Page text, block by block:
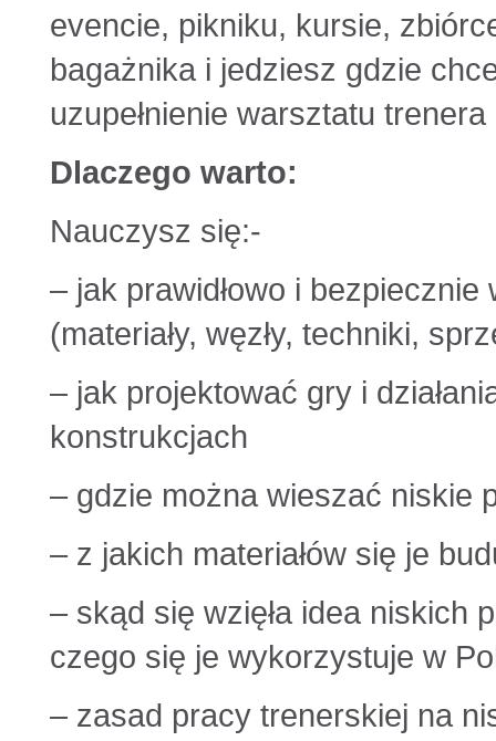
evencie, pikniku, kursie,
bagażnika i jedziesz gdzie
uzupełnienie warsztatu trenera
Dlaczego warto:
Nauczysz się:-
– jak prawidłowo i
(materiały, węzły, techniki,
– jak projektować gry i
konstrukcjach
– gdzie można wieszać niskie
– z jakich materiałów się je
– skąd się wzięła idea niskich
czego się je wykorzystuje w
– zasad pracy trenerskiej na